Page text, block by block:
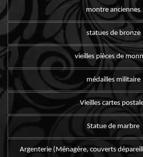
montre anciennes
statues de bronze
vieilles pièces de
médailles militaire
Vieilles cartes
Statue de marbre
Argenterie (Ménagère, couverts